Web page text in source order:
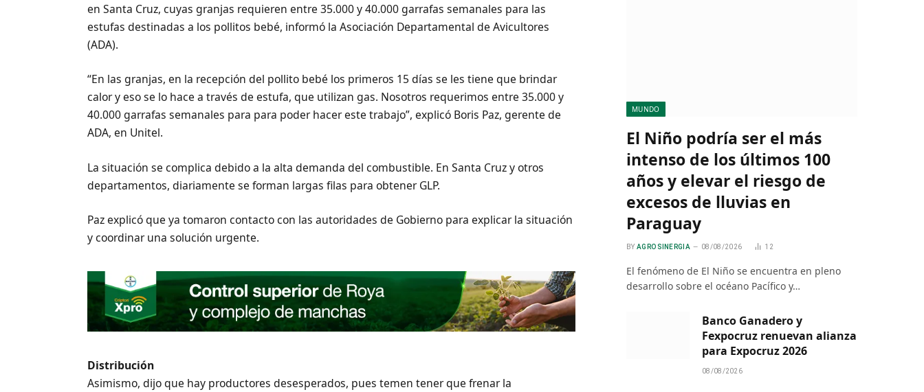
en Santa Cruz, cuyas granjas requieren entre 35.000 y 40.000 garrafas semanales para las
estufas destinadas a los pollitos bebé, informó la Asociación Departamental de Avicultores
(ADA).
“En las granjas, en la recepción del pollito bebé los primeros 15 días se les tiene que brindar
calor y eso se lo hace a través de estufa, que utilizan gas. Nosotros requerimos entre 35.000 y
40.000 garrafas semanales para para poder hacer este trabajo”, explicó Boris Paz, gerente de
ADA, en Unitel.
La situación se complica debido a la alta demanda del combustible. En Santa Cruz y otros
departamentos, diariamente se forman largas filas para obtener GLP.
Paz explicó que ya tomaron contacto con las autoridades de Gobierno para explicar la situación
y coordinar una solución urgente.
Distribución
Asimismo, dijo que hay productores desesperados, pues temen tener que frenar la
MUNDO
El Niño podría ser el más
intenso de los últimos 100
años y elevar el riesgo de
excesos de lluvias en
Paraguay
BY AGRO SINERGIA 08/08/2026 12
El fenómeno de El Niño se encuentra en pleno
desarrollo sobre el océano Pacífico y…
Banco Ganadero y
Fexpocruz renuevan alianza
para Expocruz 2026
08/08/2026